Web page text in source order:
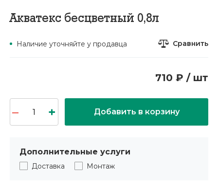
Акватекс бесцветный 0,8л
Наличие уточняйте у продавца Сравнить
710 ₽ / шт
Добавить в корзину
Дополнительные услуги
Доставка Монтаж